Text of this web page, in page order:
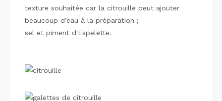
texture souhaitée car la citrouille peut ajouter
beaucoup d’eau à la préparation ;
sel et piment d'Espelette.